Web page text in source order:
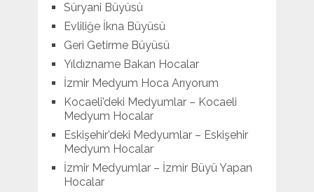
Süryani Büyüsü
Evliliğe İkna Büyüsü
Geri Getirme Büyüsü
Yıldızname Bakan Hocalar
İzmir Medyum Hoca Arıyorum
Kocaeli’deki Medyumlar – Kocaeli
Medyum Hocalar
Eskişehir’deki Medyumlar – Eskişehir
Medyum Hocalar
İzmir Medyumlar – İzmir Büyü Yapan
Hocalar